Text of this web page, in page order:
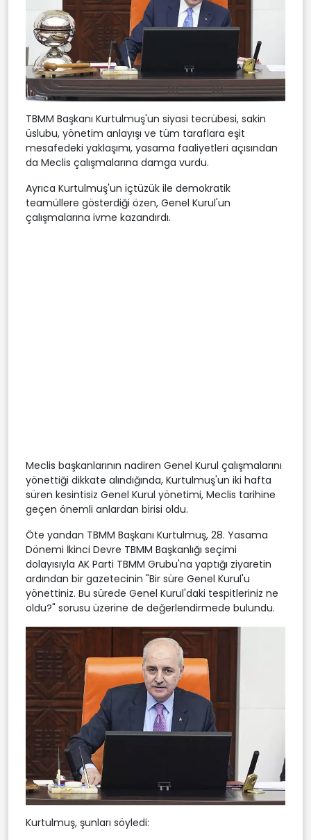
TBMM Başkanı Kurtulmuş'un siyasi tecrübesi, sakin
üslubu, yönetim anlayışı ve tüm taraflara eşit
mesafedeki yaklaşımı, yasama faaliyetleri açısından
da Meclis çalışmalarına damga vurdu.
Ayrıca Kurtulmuş'un içtüzük ile demokratik
teamüllere gösterdiği özen, Genel Kurul'un
çalışmalarına ivme kazandırdı.
Meclis başkanlarının nadiren Genel Kurul çalışmalarını
yönettiği dikkate alındığında, Kurtulmuş'un iki hafta
süren kesintisiz Genel Kurul yönetimi, Meclis tarihine
geçen önemli anlardan birisi oldu.
Öte yandan TBMM Başkanı Kurtulmuş, 28. Yasama
Dönemi İkinci Devre TBMM Başkanlığı seçimi
dolayısıyla AK Parti TBMM Grubu'na yaptığı ziyaretin
ardından bir gazetecinin "Bir süre Genel Kurul'u
yönettiniz. Bu sürede Genel Kurul'daki tespitleriniz ne
oldu?" sorusu üzerine de değerlendirmede bulundu.
Kurtulmuş, şunları söyledi: